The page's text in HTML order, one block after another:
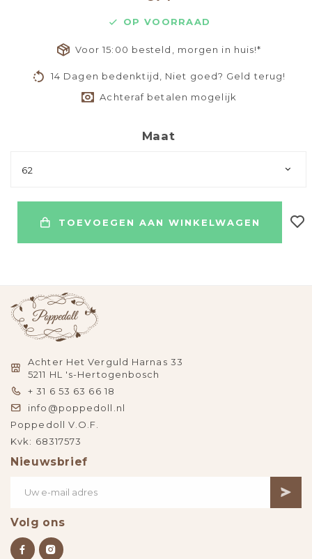
OP VOORRAAD
Voor 15:00 besteld, morgen in huis!*
14 Dagen bedenktijd, Niet goed? Geld terug!
Achteraf betalen mogelijk
Maat
62
TOEVOEGEN AAN WINKELWAGEN
Achter Het Verguld Harnas 33
5211 HL 's-Hertogenbosch
+ 31 6 53 63 66 18
info@poppedoll.nl
Poppedoll V.O.F.
Kvk: 68317573
Nieuwsbrief
Volg ons